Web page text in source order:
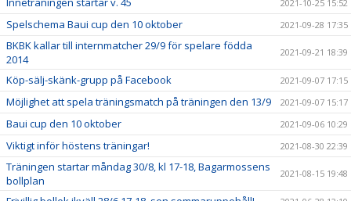
2021-10-25 15:52
Spelschema Baui cup den 10 oktober 2021-09-28 17:35
BKBK kallar till internmatcher 29/9 för spelare födda
2014
2021-09-21 18:39
Köp-sälj-skänk-grupp på Facebook 2021-09-07 17:15
Möjlighet att spela träningsmatch på träningen den 13/9 2021-09-07 15:17
Baui cup den 10 oktober 2021-09-06 10:29
Viktigt inför höstens träningar! 2021-08-30 22:39
Träningen startar måndag 30/8, kl 17-18, Bagarmossens
bollplan
2021-08-15 19:48